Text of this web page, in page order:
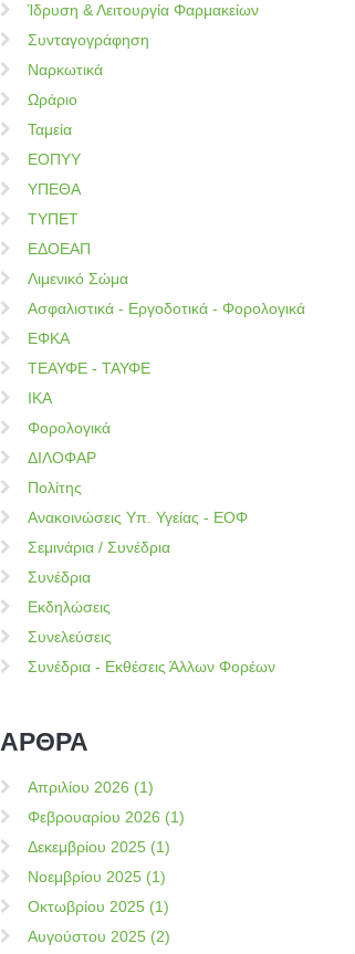
Ίδρυση & Λειτουργία Φαρμακείων
Συνταγογράφηση
Ναρκωτικά
Ωράριο
Ταμεία
ΕΟΠΥΥ
ΥΠΕΘΑ
ΤΥΠΕΤ
ΕΔΟΕΑΠ
Λιμενικό Σώμα
Ασφαλιστικά - Εργοδοτικά - Φορολογικά
ΕΦΚΑ
ΤΕΑΥΦΕ - ΤΑΥΦΕ
ΙΚΑ
Φορολογικά
ΔΙΛΟΦΑΡ
Πολίτης
Ανακοινώσεις Υπ. Υγείας - ΕΟΦ
Σεμινάρια / Συνέδρια
Συνέδρια
Εκδηλώσεις
Συνελεύσεις
Συνέδρια - Εκθέσεις Άλλων Φορέων
ΑΡΘΡΑ
Απριλίου 2026 (1)
Φεβρουαρίου 2026 (1)
Δεκεμβρίου 2025 (1)
Νοεμβρίου 2025 (1)
Οκτωβρίου 2025 (1)
Αυγούστου 2025 (2)